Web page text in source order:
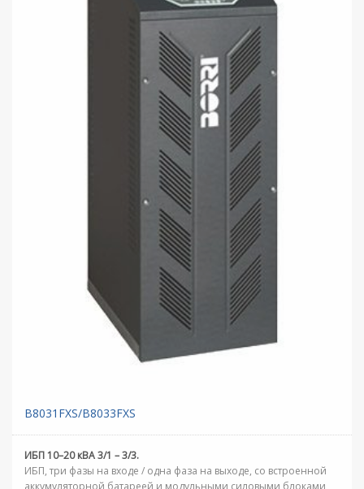
B8031FXS/B8033FXS
ИБП 10–20 кВА 3/1 – 3/3.
ИБП, три фазы на входе / одна фаза на выходе, со встроенной
аккумуляторной батареей и модульными силовыми блоками